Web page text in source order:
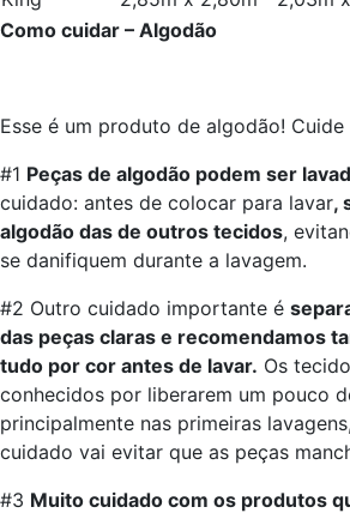
Como cuidar – Algodão
Esse é um produto de algodão!
#1 Peças de algodão podem ser
cuidado: antes de colocar para lavar,
algodão das de outros tecidos,
se danifiquem durante a lavagem.
#2 Outro cuidado importante é
das peças claras e recomendamos
tudo por cor antes de lavar. Os
conhecidos por liberarem um pouco
principalmente nas primeiras
cuidado vai evitar que as peças
#3 Muito cuidado com os produtos